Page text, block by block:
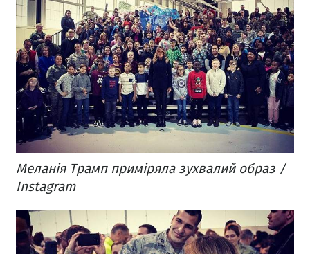
Меланія Трамп приміряла зухвалий образ /
Instagram